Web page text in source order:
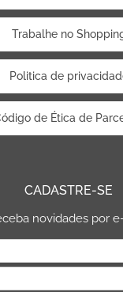
Trabalhe no
Politica de
de Ética de
CADASTRE-SE
novidades por